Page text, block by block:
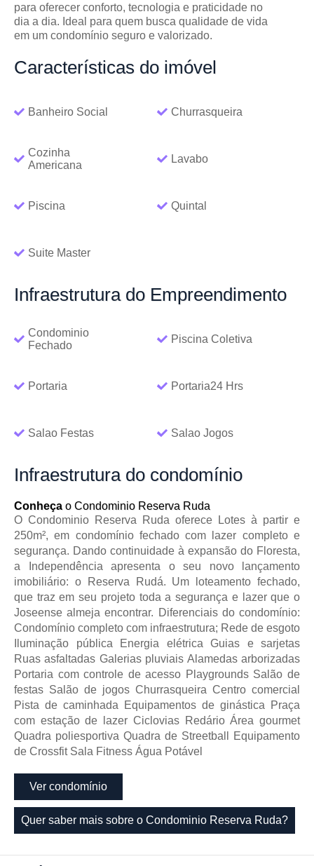
para oferecer conforto, tecnologia e praticidade no
dia a dia. Ideal para quem busca qualidade de vida
em um condomínio seguro e valorizado.
Características do imóvel
Banheiro Social Churrasqueira
Cozinha
Americana
Lavabo
Piscina Quintal
Suite Master
Infraestruturado Empreendimento
Condominio
Fechado
Piscina Coletiva
Portaria Portaria24 Hrs
Salao Festas Salao Jogos
Infraestruturado condomínio
Conheça o Condominio Reserva Ruda
O Condominio Reserva Ruda oferece Lotes à partir e
250m², em condomínio fechado com lazer completo e
segurança. Dando continuidade à expansão do Floresta,
a Independência apresenta o seu novo lançamento
imobiliário: o Reserva Rudá. Um loteamento fechado,
que traz em seu projeto toda a segurança e lazer que o
Joseense almeja encontrar. Diferenciais do condomínio:
Condomínio completo com infraestrutura; Rede de esgoto
Iluminação pública Energia elétrica Guias e sarjetas
Ruas asfaltadas Galerias pluviais Alamedas arborizadas
Portaria com controle de acesso Playgrounds Salão de
festas Salão de jogos Churrasqueira Centro comercial
Pista de caminhada Equipamentos de ginástica Praça
com estação de lazer Ciclovias Redário Área gourmet
Quadra poliesportiva Quadra de Streetball Equipamento
de Crossfit Sala Fitness Água Potável
Ver condomínio
Quer saber mais sobre o Condominio Reserva Ruda?